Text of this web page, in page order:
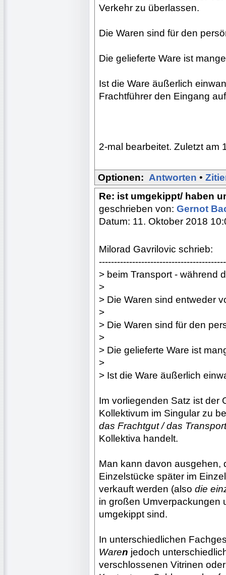
Verkehr zu überlassen.
Die Waren sind für den
Die gelieferte Ware ist
Ist die Ware äußerlich
Frachtführer den Eingang
2-mal bearbeitet. Zuletzt am
Optionen: Antworten •
Re: ist umgekippt/ haben
geschrieben von: Gernot
Datum: 11. Oktober 2018
Milorad Gavrilovic schrieb:
> beim Transport - während
>
> Die Waren sind entweder
>
> Die Waren sind für den
>
> Die gelieferte Ware ist
>
> Ist die Ware äußerlich
Im vorliegenden Satz ist der
Kollektivum im Singular zu
das Frachtgut / das
Kollektiva handelt.
Man kann davon ausgehen,
Einzelstücke später im
verkauft werden (also die
in großen Umverpackungen
umgekippt sind.
In unterschiedlichen
Waren jedoch
verschlossenen Vitrinen